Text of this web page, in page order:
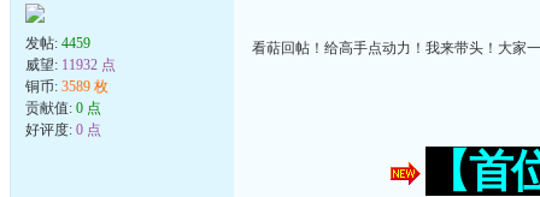
发帖: 4459
威望: 11932 点
铜币: 3589 枚
贡献值: 0 点
好评度: 0 点
看萜回帖！给高手点动力！我来带头！大家
【